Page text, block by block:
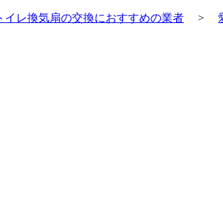
イレ換気扇の交換におすすめの業者 >